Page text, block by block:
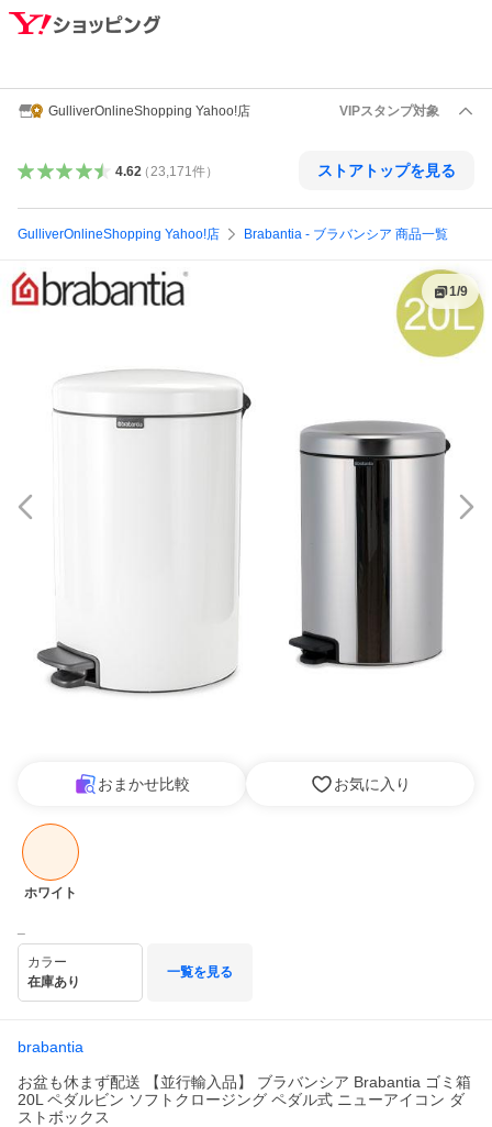
GulliverOnlineShopping Yahoo!店 VIPスタンプ対象
4.62（ 23,171件） ストアトップを見る
GulliverOnlineShopping Yahoo!店 Brabantia - ブラバンシア 商品一覧
1/9
おまかせ比較 お気に入り
ホワイト
カラー
在庫あり
一覧を見る
brabantia
お盆も休まず配送 【並行輸入品】 ブラバンシア Brabantia ゴミ箱
20L ペダルビン ソフトクロージング ペダル式 ニューアイコン ダ
ストボックス